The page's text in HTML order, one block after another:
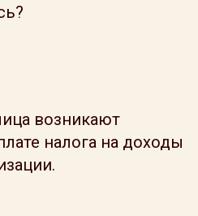
возникают
налога на доходы